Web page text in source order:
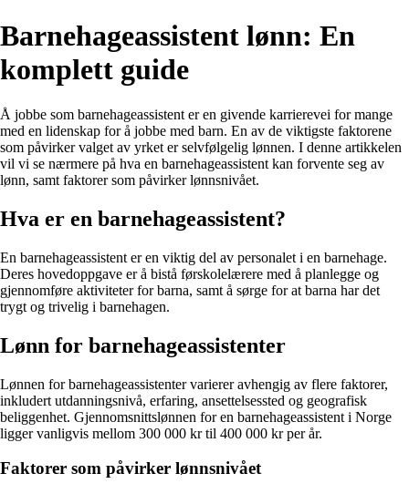
Barnehageassistent lønn: En
komplett guide
Å jobbe som barnehageassistent er en givende karrierevei for mange
med en lidenskap for å jobbe med barn. En av de viktigste faktorene
som påvirker valget av yrket er selvfølgelig lønnen. I denne artikkelen
vil vi se nærmere på hva en barnehageassistent kan forvente seg av
lønn, samt faktorer som påvirker lønnsnivået.
Hva er en barnehageassistent?
En barnehageassistent er en viktig del av personalet i en barnehage.
Deres hovedoppgave er å bistå førskolelærere med å planlegge og
gjennomføre aktiviteter for barna, samt å sørge for at barna har det
trygt og trivelig i barnehagen.
Lønn for barnehageassistenter
Lønnen for barnehageassistenter varierer avhengig av flere faktorer,
inkludert utdanningsnivå, erfaring, ansettelsessted og geografisk
beliggenhet. Gjennomsnittslønnen for en barnehageassistent i Norge
ligger vanligvis mellom 300 000 kr til 400 000 kr per år.
Faktorer som påvirker lønnsnivået